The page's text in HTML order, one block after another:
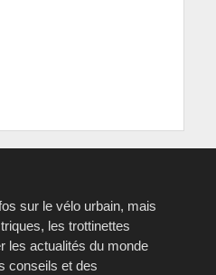
sur le vélo urbain, mais
les trottinettes
les actualités du monde
conseils et des